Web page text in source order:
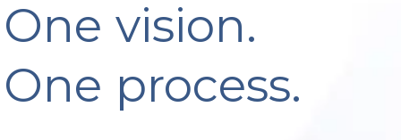
One vision.
One process.